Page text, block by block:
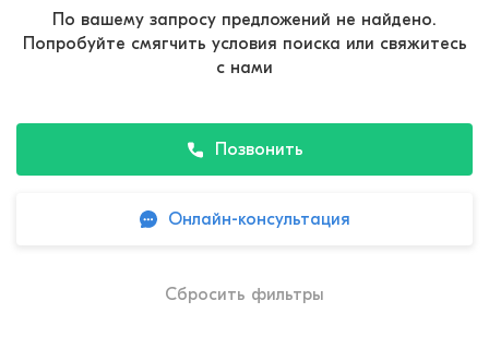
По вашему запросу предложений не найдено.
Попробуйте смягчить условия поиска или свяжитесь
с нами
Позвонить
Онлайн-консультация
Сбросить фильтры